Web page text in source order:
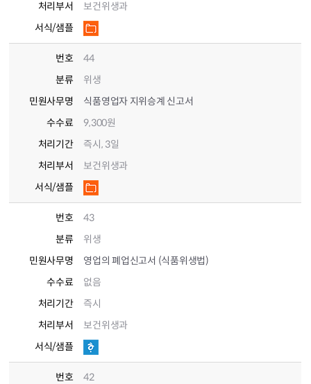
처리부서
보건위생과
서식/샘플
번호
44
분류
위생
민원사무명
식품영업자 지위승계 신고서
수수료
9,300원
처리기간
즉시, 3일
처리부서
보건위생과
서식/샘플
번호
43
분류
위생
민원사무명
영업의 폐업신고서 (식품위생법)
수수료
없음
처리기간
즉시
처리부서
보건위생과
서식/샘플
번호
42